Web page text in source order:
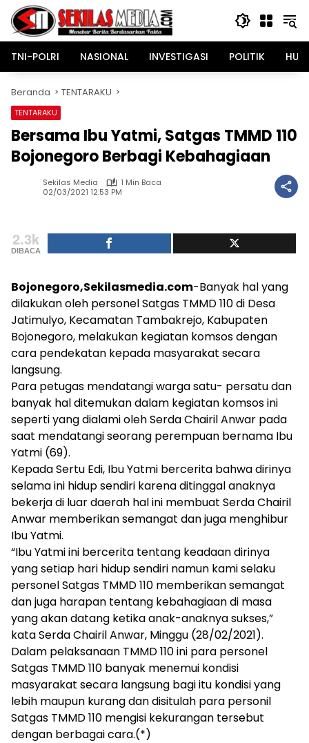
Langsung
konten
TNI-POLRI
NASIONAL INVESTIGASI POLITIK
Beranda TENTARAKU
TENTARAKU
Bersama Ibu Yatmi, Satgas TMMD 110
Bojonegoro Berbagi Kebahagiaan
Sekilas Media
1 Min Baca
02/03/2021 12:53 PM
2.3k
DIBACA
Bojonegoro,Sekilasmedia.com-Banyak hal yang
dilakukan oleh personel Satgas TMMD 110 di Desa
Jatimulyo, Kecamatan Tambakrejo, Kabupaten
Bojonegoro, melakukan kegiatan komsos dengan
cara pendekatan kepada masyarakat secara
langsung.
Para petugas mendatangi warga satu- persatu dan
banyak hal ditemukan dalam kegiatan komsos ini
seperti yang dialami oleh Serda Chairil Anwar pada
saat mendatangi seorang perempuan bernama Ibu
Yatmi (69).
Kepada Sertu Edi, Ibu Yatmi bercerita bahwa dirinya
selama ini hidup sendiri karena ditinggal anaknya
bekerja di luar daerah hal ini membuat Serda Chairil
Anwar memberikan semangat dan juga menghibur
Ibu Yatmi.
“Ibu Yatmi ini bercerita tentang keadaan dirinya
yang setiap hari hidup sendiri namun kami selaku
personel Satgas TMMD 110 memberikan semangat
dan juga harapan tentang kebahagiaan di masa
yang akan datang ketika anak-anaknya sukses,”
kata Serda Chairil Anwar, Minggu (28/02/2021).
Dalam pelaksanaan TMMD 110 ini para personel
Satgas TMMD 110 banyak menemui kondisi
masyarakat secara langsung bagi itu kondisi yang
lebih maupun kurang dan disitulah para personil
Satgas TMMD 110 mengisi kekurangan tersebut
dengan berbagai cara.(*)